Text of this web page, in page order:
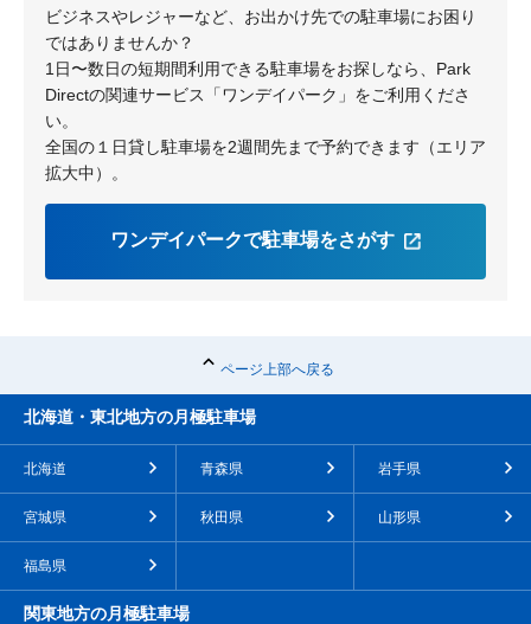
ビジネスやレジャーなど、お出かけ先での駐車場にお困り
ではありませんか？
1日〜数日の短期間利用できる駐車場をお探しなら、Park
Directの関連サービス「ワンデイパーク」をご利用くださ
い。
全国の１日貸し駐車場を2週間先まで予約できます（エリア
拡大中）。
ワンデイパークで駐車場をさがす
ページ上部へ戻る
北海道・東北地方の月極駐車場
北海道 青森県 岩手県
宮城県 秋田県 山形県
福島県
関東地方の月極駐車場